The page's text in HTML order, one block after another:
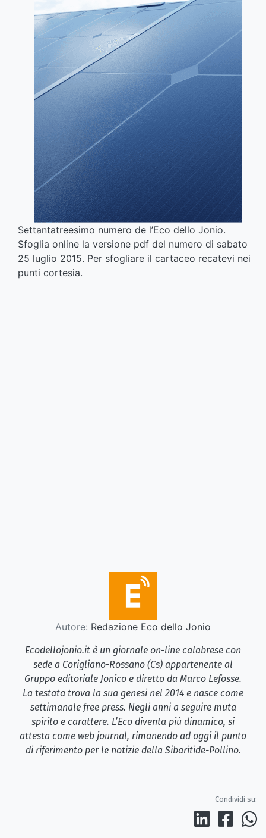
Settantatreesimo numero de l’Eco dello Jonio.
Sfoglia online la versione pdf del numero di sabato
25 luglio 2015. Per sfogliare il cartaceo recatevi nei
punti cortesia.
Autore: Redazione Eco dello Jonio
Ecodellojonio.it è un giornale on-line calabrese con
sede a Corigliano-Rossano (Cs) appartenente al
Gruppo editoriale Jonico e diretto da Marco Lefosse.
La testata trova la sua genesi nel 2014 e nasce come
settimanale free press. Negli anni a seguire muta
spirito e carattere. L’Eco diventa più dinamico, si
attesta come web journal, rimanendo ad oggi il punto
di riferimento per le notizie della Sibaritide-Pollino.
Condividi su: